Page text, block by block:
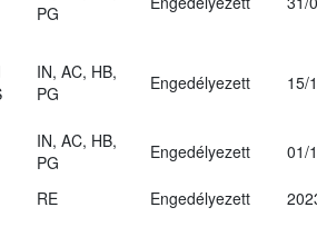
PG
IN, AC, HB,
PG
Engedélyezett 15/
IN, AC, HB,
PG
Engedélyezett
01/
RE Engedélyezett